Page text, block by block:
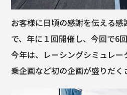
お客様に日頃の感謝を伝える
で、年に１回開催し、今回で6回
今年は、レーシングシミュレ
乗企画など初の企画が盛りだく